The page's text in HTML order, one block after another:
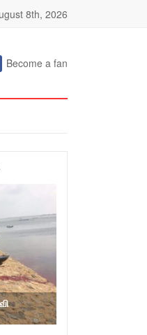
8th, 2026
Become a fan